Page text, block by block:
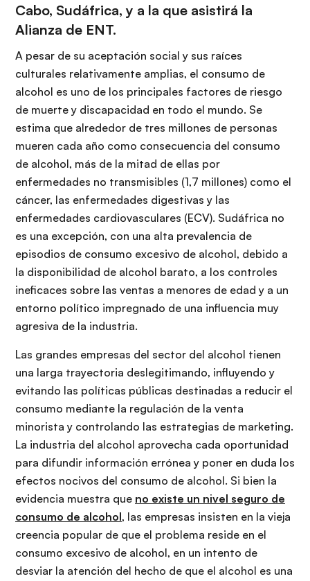
Cabo, Sudáfrica, y a la que asistirá la
Alianza de ENT.
A pesar de su aceptación social y sus raíces
culturales relativamente amplias, el consumo de
alcohol es uno de los principales factores de riesgo
de muerte y discapacidad en todo el mundo. Se
estima que alrededor de tres millones de personas
mueren cada año como consecuencia del consumo
de alcohol, más de la mitad de ellas por
enfermedades no transmisibles (1,7 millones) como el
cáncer, las enfermedades digestivas y las
enfermedades cardiovasculares (ECV). Sudáfrica no
es una excepción, con una alta prevalencia de
episodios de consumo excesivo de alcohol, debido a
la disponibilidad de alcohol barato, a los controles
ineficaces sobre las ventas a menores de edad y a un
entorno político impregnado de una influencia muy
agresiva de la industria.
Las grandes empresas del sector del alcohol tienen
una larga trayectoria deslegitimando, influyendo y
evitando las políticas públicas destinadas a reducir el
consumo mediante la regulación de la venta
minorista y controlando las estrategias de marketing.
La industria del alcohol aprovecha cada oportunidad
para difundir información errónea y poner en duda los
efectos nocivos del consumo de alcohol. Si bien la
evidencia muestra que no existe un nivel seguro de
consumo de alcohol, las empresas insisten en la vieja
creencia popular de que el problema reside en el
consumo excesivo de alcohol, en un intento de
desviar la atención del hecho de que el alcohol es una